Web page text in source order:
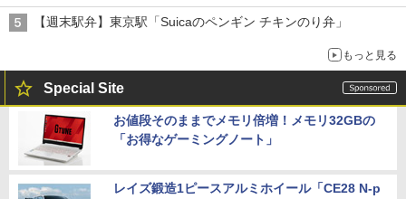
【週末駅弁】東京駅「Suicaのペンギン チキンのり弁」
もっと見る
Special Site
お値段そのままでメモリ倍増！メモリ32GBの
「お得なゲーミングノート」
レイズ鍛造1ピースアルミホイール「CE28 N-p